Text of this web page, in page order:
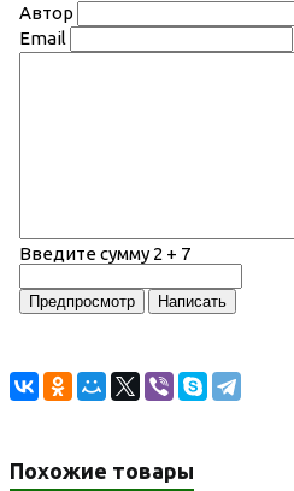
Автор
Email
Введите сумму 2 + 7
Похожие товары